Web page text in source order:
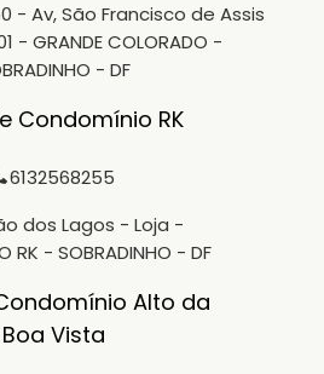
- Av, São Francisco de Assis
- GRANDE COLORADO -
- DF
Condomínio RK
6132568255
dos Lagos - Loja -
RK - SOBRADINHO - DF
Alto da
Boa Vista